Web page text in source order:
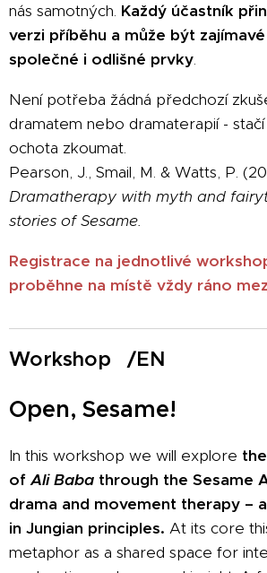
nás samotných. Každý účastník
verzi příběhu a může být
společné i odlišné prvky.
Není potřeba žádná předchozí
dramatem nebo dramaterapií -
ochota zkoumat.
Pearson, J., Smail, M. & Watts, P.
Dramatherapy with myth and
stories of Sesame.
Registrace na jednotlivé
proběhne na místě vždy ráno
Workshop /EN
Open, Sesame!
In this workshop we will explore
ofAli Baba through the Sesame
drama and movement therapy –
in Jungian principles. At its core
metaphor as a shared space for